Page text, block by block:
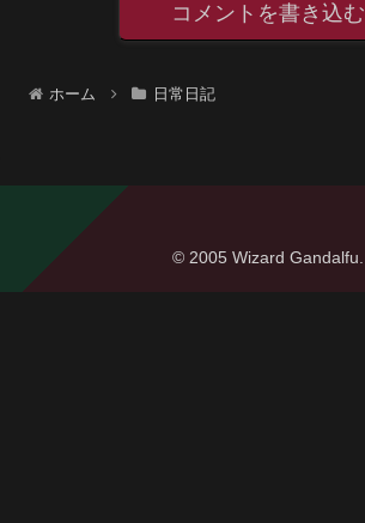
コメントを書き込む
ホーム 日常日記
© 2005 Wizard Gandalfu.